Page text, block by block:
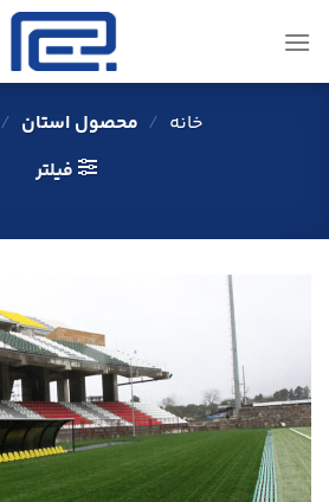
خانه / محصول استان /
فیلتر